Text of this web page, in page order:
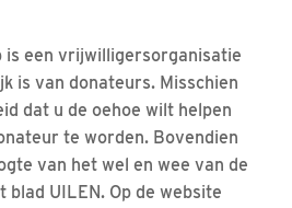
is een vrijwilligersorganisatie
is van donateurs. Misschien
dat u de oehoe wilt helpen
te worden. Bovendien
van het wel en wee van de
blad UILEN. Op de website